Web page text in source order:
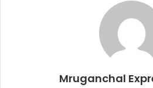
Mruganchal